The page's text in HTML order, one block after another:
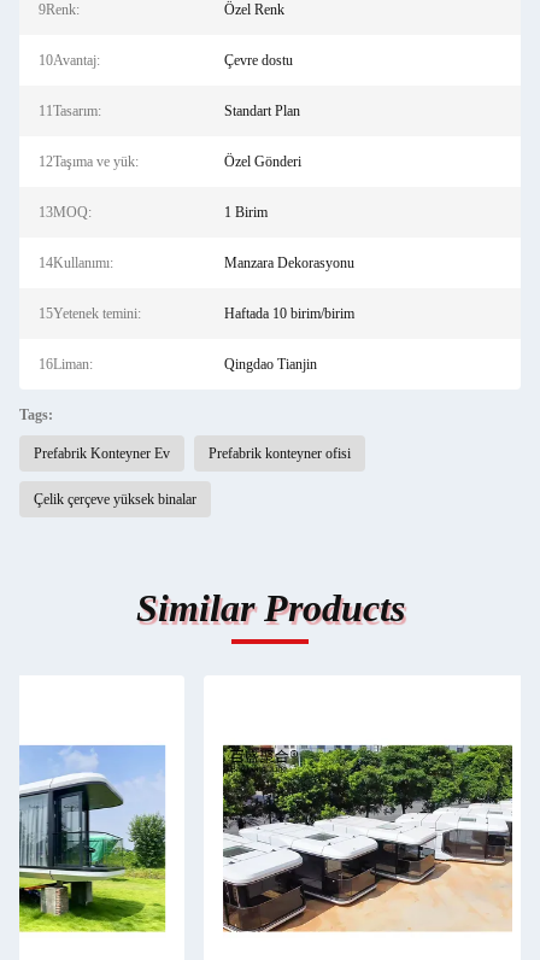
9Renk: Özel Renk
10Avantaj: Çevre dostu
11Tasarım: Standart Plan
12Taşıma ve yük: Özel Gönderi
13MOQ: 1 Birim
14Kullanımı: Manzara Dekorasyonu
15Yetenek temini: Haftada 10 birim/birim
16Liman: Qingdao Tianjin
Tags:
Prefabrik Konteyner Ev Prefabrik konteyner ofisi
Çelik çerçeve yüksek binalar
Similar Products